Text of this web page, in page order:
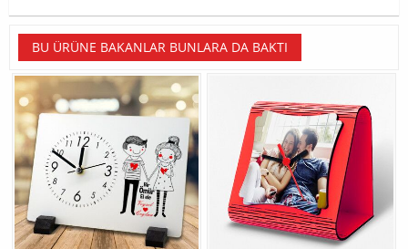
BU ÜRÜNE BAKANLAR BUNLARA DA BAKTI